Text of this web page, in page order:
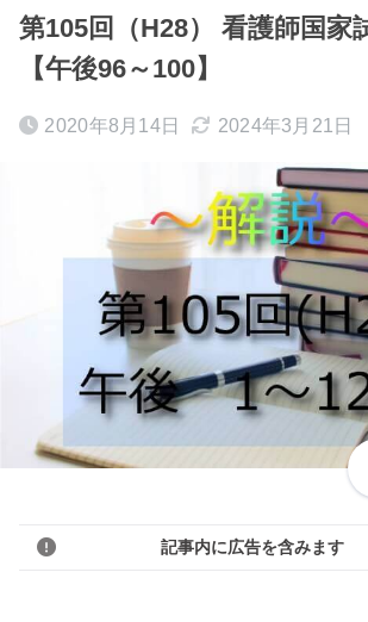
第105回（H28） 看護師国家
【午後96～100】
2020年8月14日 2024年3月21日
記事内に広告を含みます